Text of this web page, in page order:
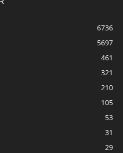
6736
5697
461
321
210
105
53
31
29